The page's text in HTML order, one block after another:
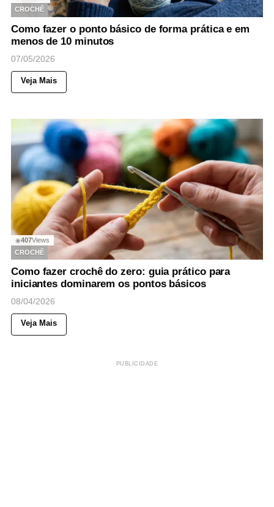
CROCHÊ
Como fazer o ponto básico de forma prática e em
menos de 10 minutos
07/05/2026
Veja Mais
◉407Views
CROCHÊ
Como fazer crochê do zero: guia prático para
iniciantes dominarem os pontos básicos
08/04/2026
Veja Mais
PUBLICIDADE